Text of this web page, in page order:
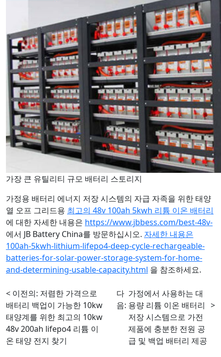
가장 큰 유틸리티 규모 배터리 스토리지
가정용 배터리 에너지 저장 시스템의 자급 자족을 위한 태양
열 오프 그리드용 최고의 48v 100ah 5kwh 리튬 이온 배터리
에 대한 자세한 내용은 https://www.jbbess.com/best-48v-
에서 JB Battery China를 방문하십시오. 자세한 내용은
100ah-5kwh-lithium-lifepo4-deep-cycle-rechargeable-
batteries-for-solar-power-storage-system-for-home-
and-determining-usable-capacity.html 을 참조하세요.
< 이전의: 저렴한 가격으로
배터리 백업이 가능한 10kw
태양계를 위한 최고의 10kw
48v 200ah lifepo4 리튬 이
온 태양 전지 찾기
다
음:
가정에서 사용하는 대
용량 리튬 이온 배터리
저장 시스템으로 가전
제품에 충분한 전원 공
급 및 백업 배터리 제공
>